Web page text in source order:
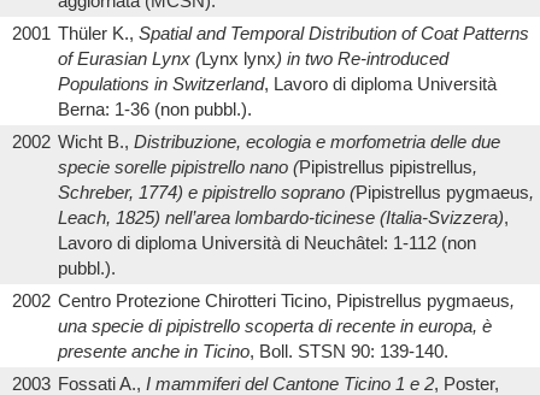
2001 Thüler K., Spatial and Temporal Distribution of Coat Patterns
of Eurasian Lynx (Lynx lynx) in two Re-introduced
Populations in Switzerland, Lavoro di diploma Università
Berna: 1-36 (non pubbl.).
2002 Wicht B., Distribuzione, ecologia e morfometria delle due
specie sorelle pipistrello nano (Pipistrellus pipistrellus,
Schreber, 1774) e pipistrello soprano (Pipistrellus pygmaeus,
Leach, 1825) nell’area lombardo-ticinese (Italia-Svizzera),
Lavoro di diploma Università di Neuchâtel: 1-112 (non
pubbl.).
2002 Centro Protezione Chirotteri Ticino, Pipistrellus pygmaeus,
una specie di pipistrello scoperta di recente in europa, è
presente anche in Ticino, Boll. STSN 90: 139-140.
2003 Fossati A., I mammiferi del Cantone Ticino 1 e 2, Poster,